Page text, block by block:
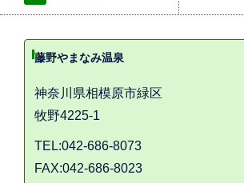
藤野やまなみ温泉
神奈川県相模原市緑区
牧野4225-1
TEL:042-686-8073
FAX:042-686-8023